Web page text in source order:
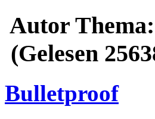
Autor
(Gelesen
Bulletproof